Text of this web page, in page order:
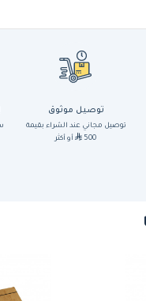
توصيل موثوق
توصيل مجاني عند الشراء بقيمة
500
أو أكثر